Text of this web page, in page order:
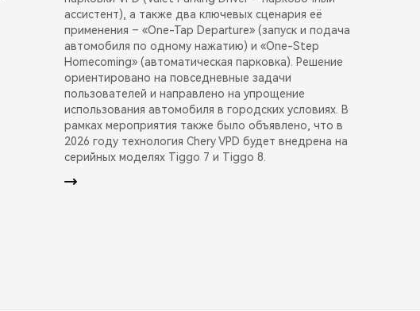
ассистент), а также два ключевых сценария её
применения – «One-Tap Departure» (запуск и подача
автомобиля по одному нажатию) и «One-Step
Homecoming» (автоматическая парковка). Решение
ориентировано на повседневные задачи
пользователей и направлено на упрощение
использования автомобиля в городских условиях. В
рамках мероприятия также было объявлено, что в
2026 году технология Chery VPD будет внедрена на
серийных моделях Tiggo 7 и Tiggo 8.